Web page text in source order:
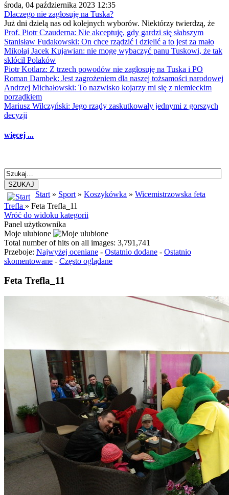
środa, 04 października 2023 12:35
Dlaczego nie zagłosuję na Tuska?
Już dni dzielą nas od kolejnych wyborów. Niektórzy twierdzą, że
Prof. Piotr Czauderna: Nie akceptuję, gdy gardzi się słabszym
Stanisław Fudakowski: On chce rządzić i dzielić a to jest za mało
Mikołaj Jacek Kujawian: nie mogę wybaczyć panu Tuskowi, że tak
skłócił Polaków
Piotr Kotlarz: Z trzech powodów nie zagłosuję na Tuska i PO
Roman Dambek: Jest zagrożeniem dla naszej tożsamości narodowej
Andrzej Michałowski: To nazwisko kojarzy mi się z niemieckim
porządkiem
Mariusz Wilczyński: Jego rządy zaskutkowały jednymi z gorszych
decyzji
więcej ...
SZUKAJ
Start » Sport » Koszykówka » Wicemistrzowska feta
Trefla » Feta Trefla_11
Wróć do widoku kategorii
Panel użytkownika
Moje ulubione
Total number of hits on all images: 3,791,741
Przeboje: Najwyżej oceniane - Ostatnio dodane - Ostatnio
skomentowane - Często oglądane
Feta Trefla_11